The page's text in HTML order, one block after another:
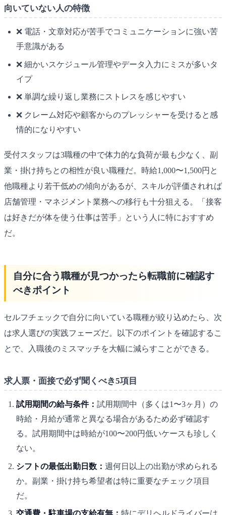
向いていない人の特徴
❌ 電話・文章対応が苦手でコミュニケーションに強い苦
手意識がある
❌ 細かいスケジュール管理やデータ入力にミスが多いタ
イプ
❌ 単調な繰り返し業務にストレスを感じやすい
❌ クレーム対応や顧客からのプレッシャーを受けると感
情的になりやすい
受付スタッフは3職種の中で体力的な負荷が最も少なく、副
業・掛け持ちとの相性が良い職種だ。時給1,000〜1,500円と
他職種より若干低めの傾向があるが、スキルが評価されれば
店舗管理・マネジメント業務への移行も十分狙える。「接客
は好きだが体を使う仕事は苦手」という人に特におすすめ
だ。
自分に合う職種が見つかったら転職前に確認す
べきポイント
セルフチェックで自分に向いている職種が絞り込めたら、次
は求人選びの実践フェーズだ。以下のポイントを確認するこ
とで、入職後のミスマッチを大幅に減らすことができる。
求人票・面接で必ず聞くべき5項目
試用期間の給与条件： 試用期間中（多くは1〜3ヶ月）の
時給・月給が通常と異なる場合があるため必ず確認す
る。試用期間中は時給が100〜200円低いケースも珍しく
ない。
シフトの最低出勤日数： 週何日以上の出勤が求められる
か。副業・掛け持ち希望者は特に重要なチェック項目
だ。
交通費・駐車場の支給有無： 特にデリヘルドライバーは